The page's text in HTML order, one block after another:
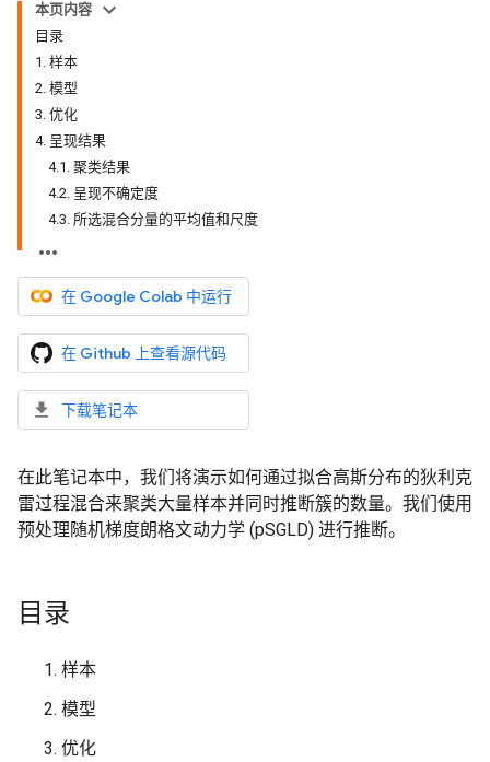
本页内容
目录
1. 样本
2. 模型
3. 优化
4. 呈现结果
4.1. 聚类结果
4.2. 呈现不确定度
4.3. 所选混合分量的平均值和尺度
在 Google Colab 中运行
在 Github 上查看源代码
下载笔记本
在此笔记本中，我们将演示如何通过拟合高斯分布的狄利克
雷过程混合来聚类大量样本并同时推断簇的数量。我们使用
预处理随机梯度朗格文动力学 (pSGLD) 进行推断。
目录
样本
模型
优化